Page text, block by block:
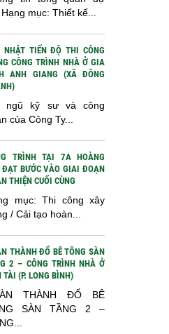
mục: Thiết kế...
NHẬT TIẾN ĐỘ THI CÔNG
CÔNG TRÌNH NHÀ Ở GIA
ANH GIANG (XÃ ĐÔNG
ngũ kỹ sư và công
của Công Ty...
TRÌNH TẠI 7A HOÀNG
ĐẠT BƯỚC VÀO GIAI ĐOẠN
THIỆN CUỐI CÙNG
mục: Thi công xây
/ Cải tạo hoàn...
THÀNH ĐỔ BÊ TÔNG SÀN
2 – CÔNG TRÌNH NHÀ Ở
TÀI (P. LONG BÌNH)
THÀNH ĐỔ BÊ
SÀN TẦNG 2 –